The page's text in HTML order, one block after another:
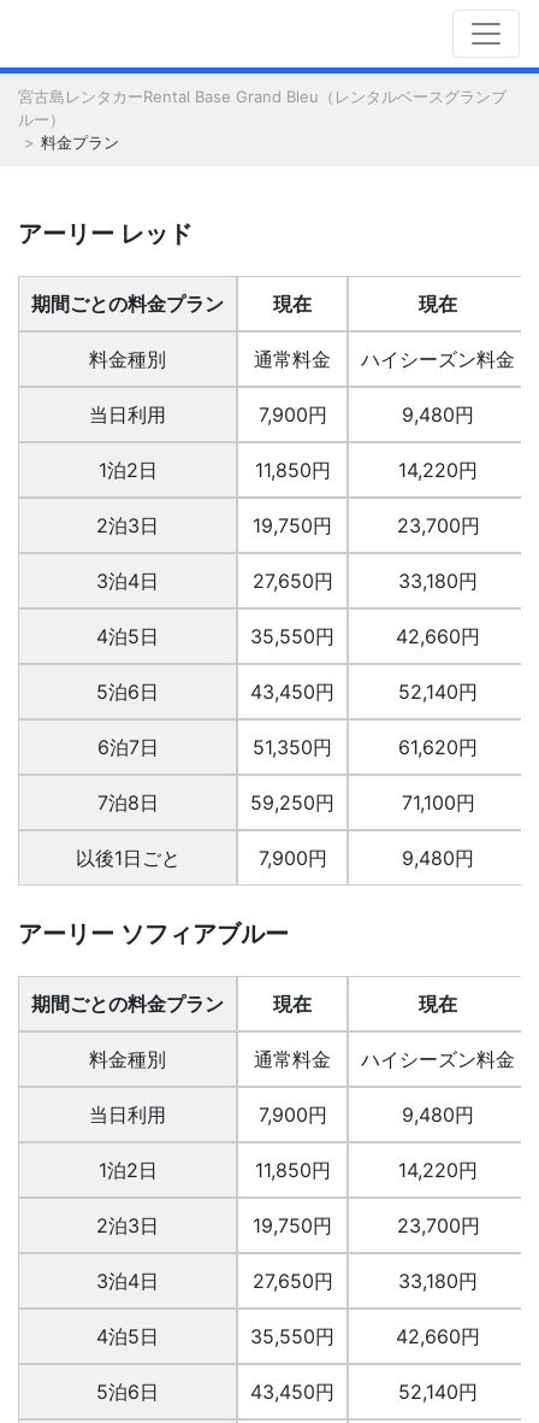
宮古島レンタカーRental Base Grand Bleu（レンタルベースグランブ
ルー）
料金プラン
アーリー レッド
期間ごとの料金プラン
料金種別
当日利用
1泊2日
2泊3日
3泊4日
4泊5日
5泊6日
6泊7日
7泊8日
以後1日ごと
現在
通常料金
7,900円
11,850円
19,750円
27,650円
35,550円
43,450円
51,350円
59,250円
7,900円
現在
ハイシーズン料金
9,480円
14,220円
23,700円
33,180円
42,660円
52,140円
61,620円
71,100円
9,480円
アーリー ソフィアブルー
期間ごとの料金プラン
料金種別
当日利用
1泊2日
2泊3日
3泊4日
4泊5日
5泊6日
現在
通常料金
7,900円
11,850円
19,750円
27,650円
35,550円
43,450円
現在
ハイシーズン料金
9,480円
14,220円
23,700円
33,180円
42,660円
52,140円